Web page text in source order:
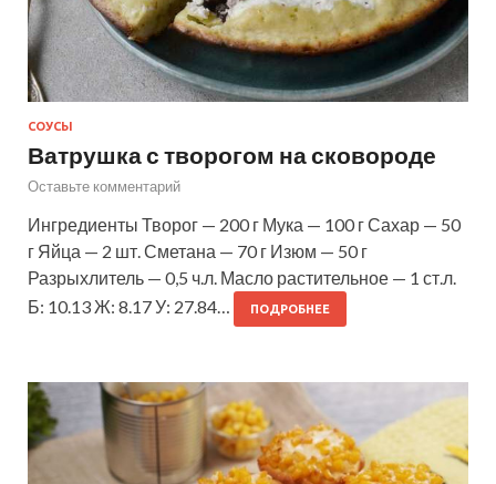
СОУСЫ
Ватрушка с творогом на сковороде
Оставьте комментарий
Ингредиенты Творог — 200 г Мука — 100 г Сахар — 50
г Яйца — 2 шт. Сметана — 70 г Изюм — 50 г
Разрыхлитель — 0,5 ч.л. Масло растительное — 1 ст.л.
Б: 10.13 Ж: 8.17 У: 27.84…
ПОДРОБНЕЕ